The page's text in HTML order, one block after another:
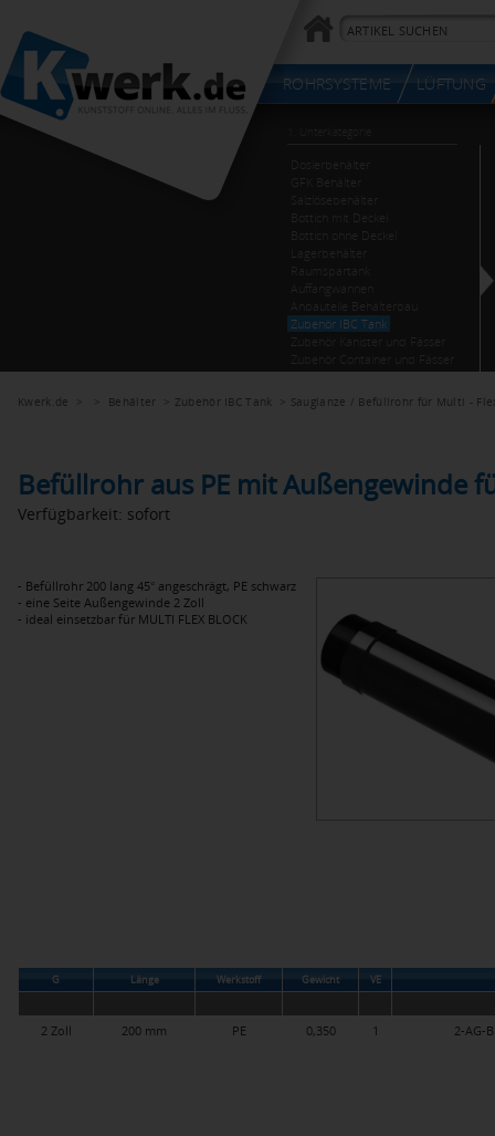
Kwerk.de > > Behälter > Zubehör IBC Tank > Sauglanze / Befüllrohr für Multi -
Befüllrohr aus PE mit Außengewinde
Verfügbarkeit: sofort
- Befüllrohr 200 lang 45° angeschrägt, PE schwarz
- eine Seite Außengewinde 2 Zoll
- ideal einsetzbar für MULTI FLEX BLOCK
G Länge Werkstoff Gewicht VE
2 Zoll 200 mm PE 0,350 1 2-AG-